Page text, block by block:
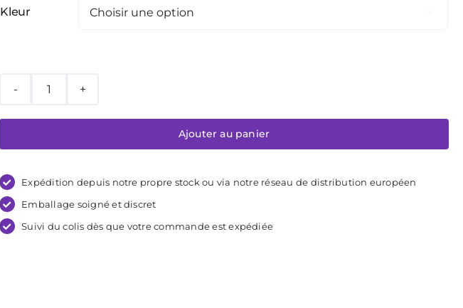
Kleur
quantité
de
Ajouter au panier
Expédition depuis notre propre stock ou via notre réseau de distribution européen
Emballage soigné et discret
Suivi du colis dès que votre commande est expédiée